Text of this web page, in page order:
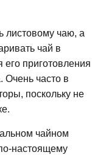
листовому чаю, а
чай в
его приготовления
Очень часто в
поскольку не
чайном
настоящему